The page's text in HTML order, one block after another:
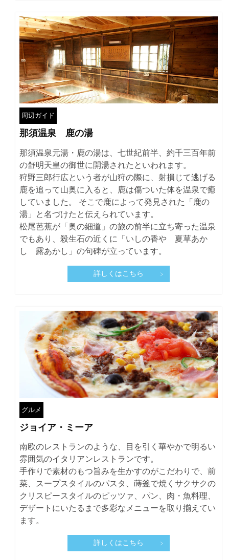
周辺ガイド
那須温泉 鹿の湯
那須温泉元湯・鹿の湯は、七世紀前半、約千三百年前
の舒明天皇の御世に開湯されたといわれます。
狩野三郎行広という者が山狩の際に、射損じて逃げる
鹿を追って山奥に入ると、鹿は傷ついた体を温泉で癒
していました。 そこで鹿によって発見された「鹿の
湯」と名づけたと伝えられています。
松尾芭蕉が「奥の細道」の旅の前半に立ち寄った温泉
でもあり、殺生石の近くに「いしの香や 夏草あか
し 露あかし」の句碑が立っています。
詳しくはこちら
グルメ
ジョイア・ミーア
南欧のレストランのような、目を引く華やかで明るい
雰囲気のイタリアンレストランです。
手作りで素材のもつ旨みを生かすのがこだわりで、前
菜、スープスタイルのパスタ、蒔釜で焼くサクサクの
クリスピースタイルのピッツァ、パン、肉・魚料理、
デザートにいたるまで多彩なメニューを取り揃えてい
ます。
詳しくはこちら